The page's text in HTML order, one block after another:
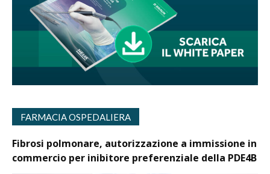
FARMACIA OSPEDALIERA
Fibrosi polmonare, autorizzazione a immissione in
commercio per inibitore preferenziale della PDE4B